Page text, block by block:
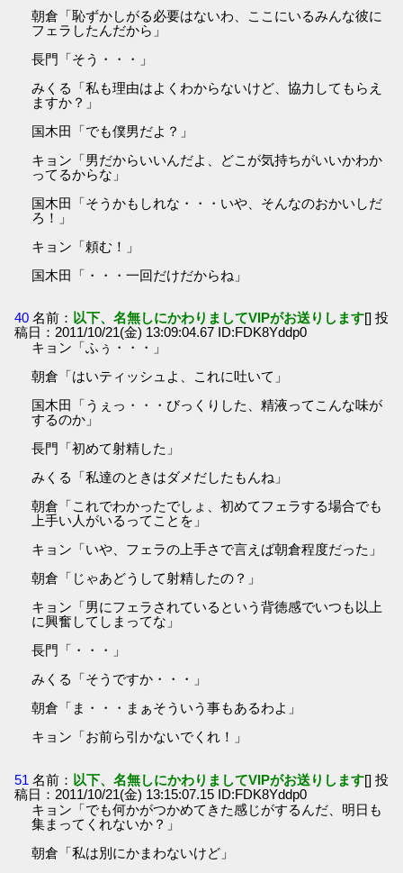
朝倉「恥ずかしがる必要はないわ、ここにいるみんな彼に
フェラしたんだから」
長門「そう・・・」
みくる「私も理由はよくわからないけど、協力してもらえ
ますか？」
国木田「でも僕男だよ？」
キョン「男だからいいんだよ、どこが気持ちがいいかわか
ってるからな」
国木田「そうかもしれな・・・いや、そんなのおかいしだ
ろ！」
キョン「頼む！」
国木田「・・・一回だけだからね」
40 名前： 以下、名無しにかわりましてVIPがお送りします[] 投
稿日：2011/10/21(金) 13:09:04.67 ID:FDK8Yddp0
キョン「ふぅ・・・」
朝倉「はいティッシュよ、これに吐いて」
国木田「うぇっ・・・びっくりした、精液ってこんな味が
するのか」
長門「初めて射精した」
みくる「私達のときはダメだしたもんね」
朝倉「これでわかったでしょ、初めてフェラする場合でも
上手い人がいるってことを」
キョン「いや、フェラの上手さで言えば朝倉程度だった」
朝倉「じゃあどうして射精したの？」
キョン「男にフェラされているという背徳感でいつも以上
に興奮してしまってな」
長門「・・・」
みくる「そうですか・・・」
朝倉「ま・・・まぁそういう事もあるわよ」
キョン「お前ら引かないでくれ！」
51 名前： 以下、名無しにかわりましてVIPがお送りします[] 投
稿日：2011/10/21(金) 13:15:07.15 ID:FDK8Yddp0
キョン「でも何かがつかめてきた感じがするんだ、明日も
集まってくれないか？」
朝倉「私は別にかまわないけど」